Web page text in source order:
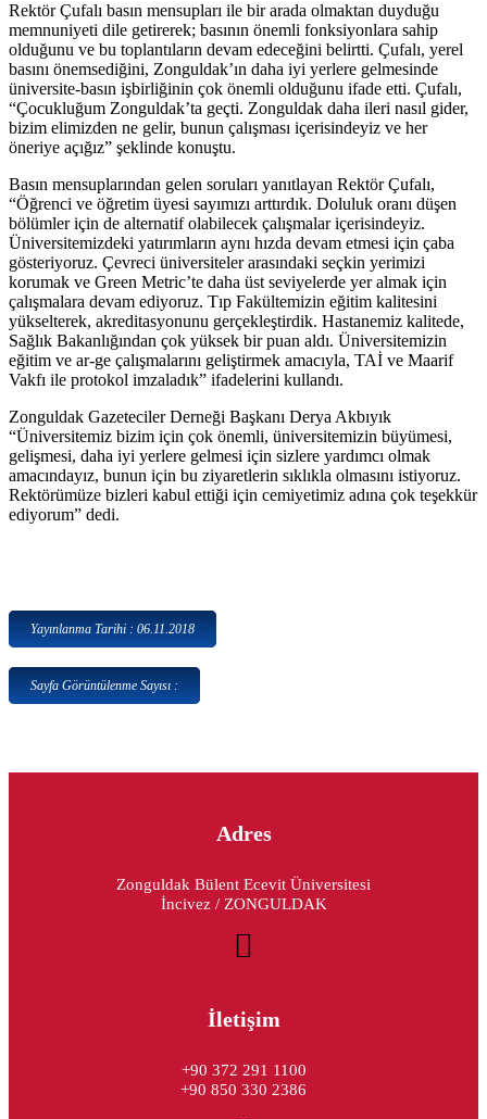
Rektör Çufalı basın mensupları ile bir arada olmaktan duyduğu
memnuniyeti dile getirerek; basının önemli fonksiyonlara sahip
olduğunu ve bu toplantıların devam edeceğini belirtti. Çufalı, yerel
basını önemsediğini, Zonguldak’ın daha iyi yerlere gelmesinde
üniversite-basın işbirliğinin çok önemli olduğunu ifade etti. Çufalı,
“Çocukluğum Zonguldak’ta geçti. Zonguldak daha ileri nasıl gider,
bizim elimizden ne gelir, bunun çalışması içerisindeyiz ve her
öneriye açığız” şeklinde konuştu.
Basın mensuplarından gelen soruları yanıtlayan Rektör Çufalı,
“Öğrenci ve öğretim üyesi sayımızı arttırdık. Doluluk oranı düşen
bölümler için de alternatif olabilecek çalışmalar içerisindeyiz.
Üniversitemizdeki yatırımların aynı hızda devam etmesi için çaba
gösteriyoruz. Çevreci üniversiteler arasındaki seçkin yerimizi
korumak ve Green Metric’te daha üst seviyelerde yer almak için
çalışmalara devam ediyoruz. Tıp Fakültemizin eğitim kalitesini
yükselterek, akreditasyonunu gerçekleştirdik. Hastanemiz kalitede,
Sağlık Bakanlığından çok yüksek bir puan aldı. Üniversitemizin
eğitim ve ar-ge çalışmalarını geliştirmek amacıyla, TAİ ve Maarif
Vakfı ile protokol imzaladık” ifadelerini kullandı.
Zonguldak Gazeteciler Derneği Başkanı Derya Akbıyık
“Üniversitemiz bizim için çok önemli, üniversitemizin büyümesi,
gelişmesi, daha iyi yerlere gelmesi için sizlere yardımcı olmak
amacındayız, bunun için bu ziyaretlerin sıklıkla olmasını istiyoruz.
Rektörümüze bizleri kabul ettiği için cemiyetimiz adına çok teşekkür
ediyorum” dedi.
Yayınlanma Tarihi : 06.11.2018
Sayfa Görüntülenme Sayısı :
Adres
Zonguldak Bülent Ecevit Üniversitesi
İncivez / ZONGULDAK
İletişim
+90 372 291 1100
+90 850 330 2386